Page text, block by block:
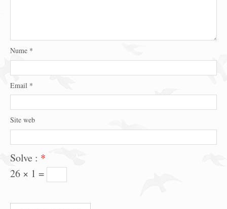
Nume *
Email *
Site web
Solve : *
26 × 1 =